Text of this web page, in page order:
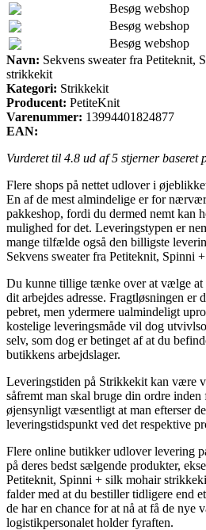
Besøg webshop
Besøg webshop
Besøg webshop
Navn: Sekvens sweater fra Petiteknit,
strikkekit
Kategori: Strikkekit
Producent: PetiteKnit
Varenummer: 13994401824877
EAN:
Vurderet til 4.8 ud af 5 stjerner baseret
Flere shops på nettet udlover i
En af de mest almindelige er for
pakkeshop, fordi du dermed nemt kan
mulighed for det. Leveringstypen er
mange tilfælde også den billigste
Sekvens sweater fra Petiteknit, Spinni
Du kunne tillige tænke over at vælge at
dit arbejdes adresse. Fragtløsningen er
pebret, men ydermere ualmindeligt
kostelige leveringsmåde vil dog
selv, som dog er betinget af at du
butikkens arbejdslager.
Leveringstiden på Strikkekit kan være
såfremt man skal bruge din ordre
øjensynligt væsentligt at man efterser
leveringstidspunkt ved det respektive
Flere online butikker udlover levering
på deres bedst sælgende produkter,
Petiteknit, Spinni + silk mohair
falder med at du bestiller tidligere end
de har en chance for at nå at få de nye
logistikpersonalet holder fyraften.